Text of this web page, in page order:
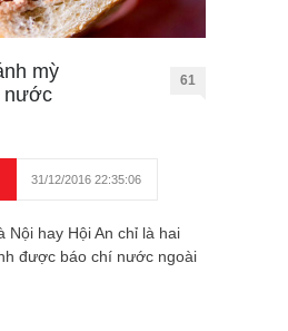
mỳ
nước
61
31/12/2016 22:35:06
Nội hay Hội An chỉ là hai
được báo chí nước ngoài